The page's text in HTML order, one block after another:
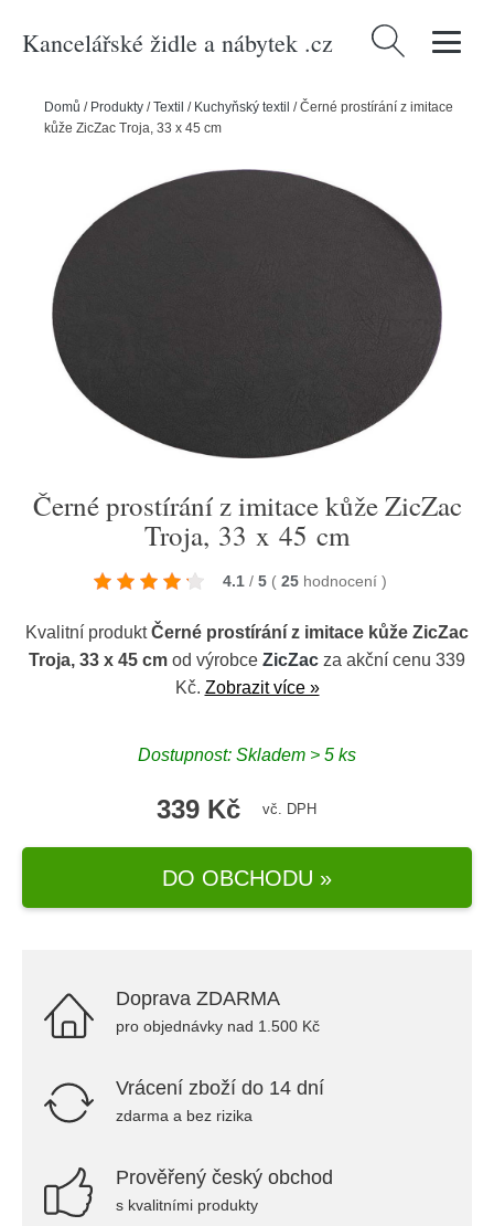
Kancelářské židle a nábytek .cz Vyhledávání
Domů / Produkty /Textil / Kuchyňský textil /Černé prostírání z imitace
kůže ZicZac Troja, 33 x 45 cm
Černé prostírání z imitace kůže ZicZac
Troja, 33 x 45 cm
4.1 / 5 ( 25 hodnocení )
Kvalitní produktČerné prostírání z imitace kůže ZicZac
Troja, 33 x 45 cm od výrobce ZicZac za akční cenu 339
Kč. Zobrazit více »
Dostupnost: Skladem > 5 ks
339 Kč vč. DPH
DO OBCHODU »
Doprava ZDARMA
pro objednávky nad 1.500 Kč
Vrácení zboží do 14 dní
zdarma a bez rizika
Prověřený český obchod
s kvalitními produkty